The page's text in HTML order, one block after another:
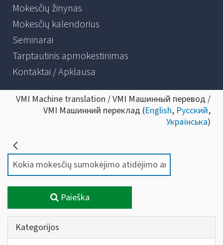
Mokesčių žinynas
Mokesčių kalendorius
Seminarai
Tarptautinis apmokestinimas
Kontaktai / Apklausa
VMI Machine translation / VMI Машинный перевод /
VMI Машинний переклад (English, Русский,
Українська)
Paieška
Kategorijos